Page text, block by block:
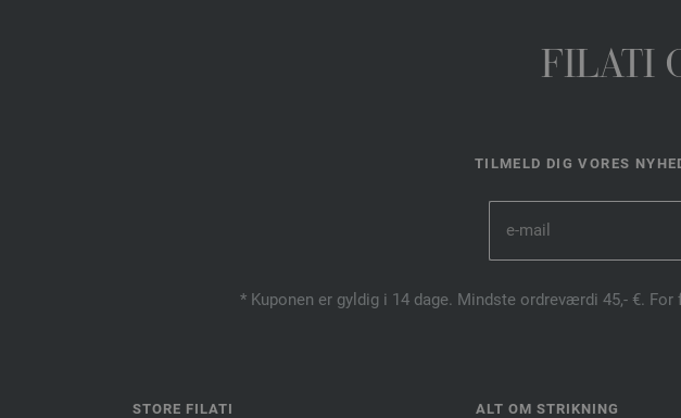
FILATI
TILMELD DIG VORES
* Kuponen er gyldig i 14 dage. Mindste ordreværdi 45,- €.
STORE FILATI ALT OM STRIKNING